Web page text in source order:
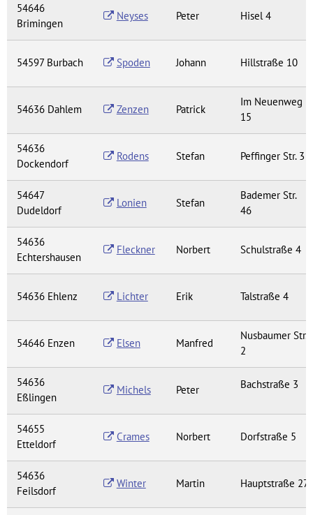
54646
Brimingen
Neyses Peter Hisel 4
54597 Burbach Spoden Johann Hillstraße 10
54636 Dahlem Zenzen Patrick
Im Neuenweg
15
54636
Dockendorf
Rodens Stefan Peffinger Str. 3
54647
Dudeldorf
Lonien Stefan
Bademer Str.
46
54636
Echtershausen
Fleckner Norbert Schulstraße 4
54636 Ehlenz Lichter Erik Talstraße 4
54646 Enzen Elsen Manfred
Nusbaumer Str.
2
54636
Eßlingen
Michels Peter Bachstraße 3
54655
Etteldorf
Crames Norbert Dorfstraße 5
54636
Feilsdorf
Winter Martin Hauptstraße 27